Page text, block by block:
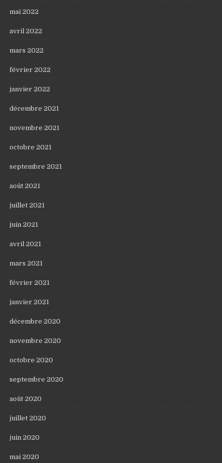
mai 2022
avril 2022
mars 2022
février 2022
janvier 2022
décembre 2021
novembre 2021
octobre 2021
septembre 2021
août 2021
juillet 2021
juin 2021
avril 2021
mars 2021
février 2021
janvier 2021
décembre 2020
novembre 2020
octobre 2020
septembre 2020
août 2020
juillet 2020
juin 2020
mai 2020